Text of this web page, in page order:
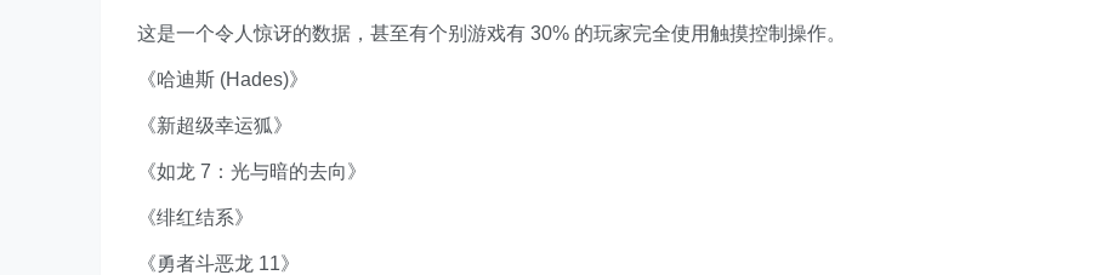
这是一个令人惊讶的数据，甚至有个别游戏有 30% 的玩家完全使用触摸控制操作。
《哈迪斯 (Hades)》
《新超级幸运狐》
《如龙 7：光与暗的去向》
《绯红结系》
《勇者斗恶龙 11》